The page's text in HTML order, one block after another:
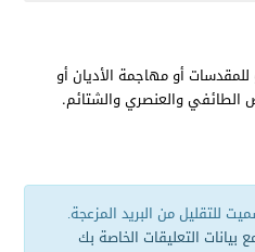
أو مهاجمة الأديان أو
الطائفي والعنصري والشتائم.
للتقليل من البريد المزعجة.
بيانات التعليقات الخاصة بك